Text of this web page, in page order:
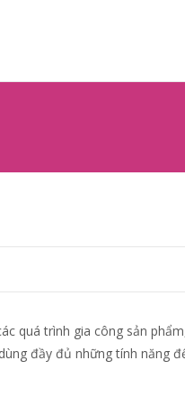
quá trình gia công sản
đầy đủ những tính năng